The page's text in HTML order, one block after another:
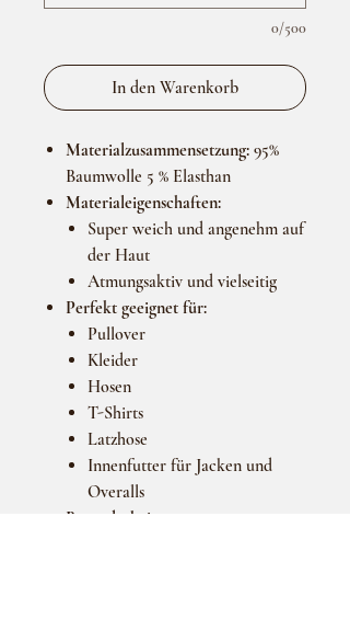
0/500
In den Warenkorb
Materialzusammensetzung: 95%
Baumwolle 5 % Elasthan
Materialeigenschaften:
Super weich und angenehm auf
der Haut
Atmungsaktiv und vielseitig
Perfekt geeignet für:
Pullover
Kleider
Hosen
T-Shirts
Latzhose
Innenfutter für Jacken und
Overalls
Besonderheiten: